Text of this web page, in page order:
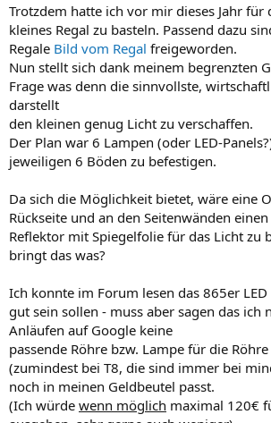
Trotzdem hatte ich vor mir dieses Jahr für
kleines Regal zu basteln. Passend dazu
Regale Bild vom Regal freigeworden.
Nun stellt sich dank meinem begrenzten
Frage was denn die sinnvollste,
darstellt
den kleinen genug Licht zu verschaffen.
Der Plan war 6 Lampen (oder LED-
jeweiligen 6 Böden zu befestigen.
Da sich die Möglichkeit bietet, wäre eine
Rückseite und an den Seitenwänden
Reflektor mit Spiegelfolie für das Licht zu
bringt das was?
Ich konnte im Forum lesen das 865er
gut sein sollen - muss aber sagen das ich
Anläufen auf Google keine
passende Röhre bzw. Lampe für die
(zumindest bei T8, die sind immer bei
noch in meinen Geldbeutel passt.
(Ich würde wenn möglich maximal 120€